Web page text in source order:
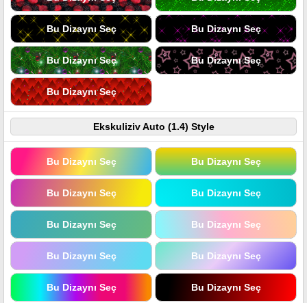
Bu Dizaynı Seç Bu Dizaynı Seç
Bu Dizaynı Seç Bu Dizaynı Seç
Bu Dizaynı Seç
Ekskuliziv Auto (1.4) Style
Bu Dizaynı Seç Bu Dizaynı Seç
Bu Dizaynı Seç Bu Dizaynı Seç
Bu Dizaynı Seç Bu Dizaynı Seç
Bu Dizaynı Seç Bu Dizaynı Seç
Bu Dizaynı Seç Bu Dizaynı Seç